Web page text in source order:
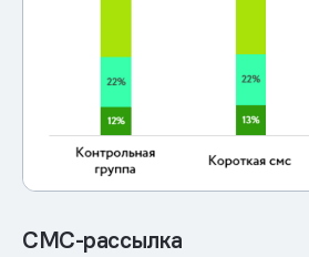
СМС-рассылка